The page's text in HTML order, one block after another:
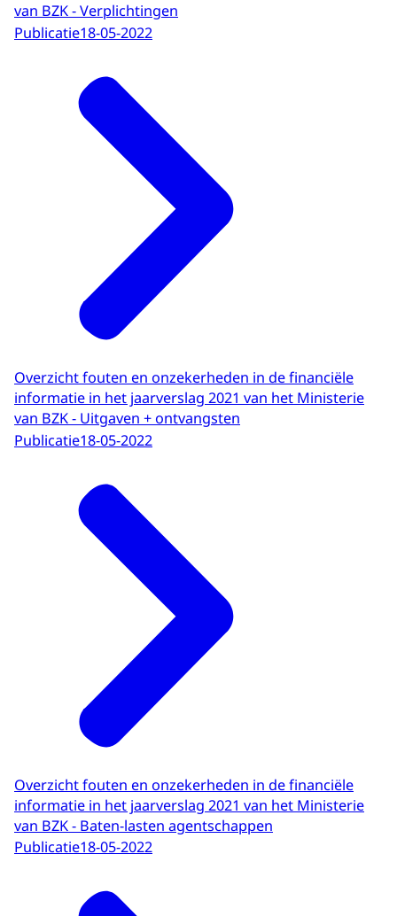
van BZK - Verplichtingen
Publicatie18-05-2022
Overzicht fouten en onzekerheden in de financiële
informatie in het jaarverslag 2021 van het Ministerie
van BZK - Uitgaven + ontvangsten
Publicatie18-05-2022
Overzicht fouten en onzekerheden in de financiële
informatie in het jaarverslag 2021 van het Ministerie
van BZK - Baten-lasten agentschappen
Publicatie18-05-2022